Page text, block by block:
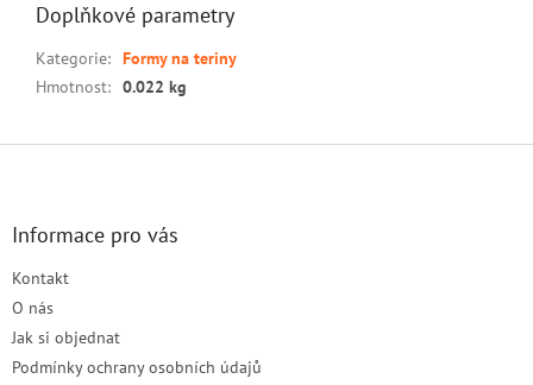
Doplňkové parametry
Kategorie: Formy na teriny
Hmotnost: 0.022 kg
Informace pro vás
Kontakt
O nás
Jak si objednat
Podmínky ochrany osobních údajů